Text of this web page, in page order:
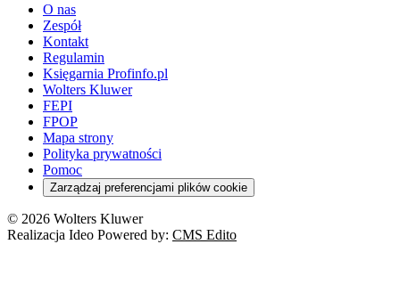
O nas
Zespół
Kontakt
Regulamin
Księgarnia Profinfo.pl
Wolters Kluwer
FEPI
FPOP
Mapa strony
Polityka prywatności
Pomoc
Zarządzaj preferencjami plików cookie
© 2026 Wolters Kluwer
Realizacja Ideo Powered by: CMS Edito